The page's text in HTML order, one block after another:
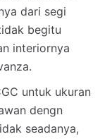
dari segi
begitu
interiornya
untuk ukuran
dengn
seadanya,